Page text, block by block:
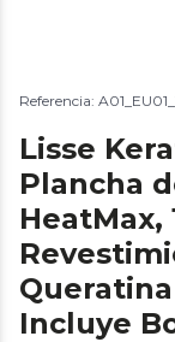
Referencia:
Lisse
Plancha
HeatMax,
Incluye